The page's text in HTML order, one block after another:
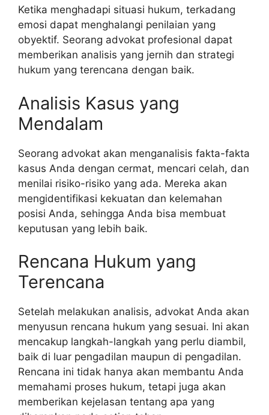
Ketika menghadapi situasi hukum, terkadang
emosi dapat menghalangi penilaian yang
obyektif. Seorang advokat profesional dapat
memberikan analisis yang jernih dan strategi
hukum yang terencana dengan baik.
Analisis Kasus yang
Mendalam
Seorang advokat akan menganalisis fakta-fakta
kasus Anda dengan cermat, mencari celah, dan
menilai risiko-risiko yang ada. Mereka akan
mengidentifikasi kekuatan dan kelemahan
posisi Anda, sehingga Anda bisa membuat
keputusan yang lebih baik.
Rencana Hukum yang
Terencana
Setelah melakukan analisis, advokat Anda akan
menyusun rencana hukum yang sesuai. Ini akan
mencakup langkah-langkah yang perlu diambil,
baik di luar pengadilan maupun di pengadilan.
Rencana ini tidak hanya akan membantu Anda
memahami proses hukum, tetapi juga akan
memberikan kejelasan tentang apa yang